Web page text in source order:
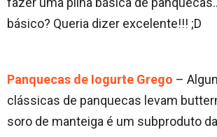
básico? Queria dizer excelente!!! ;D
Panquecas de Iogurte Grego –
clássicas de panquecas levam
soro de manteiga é um subproduto